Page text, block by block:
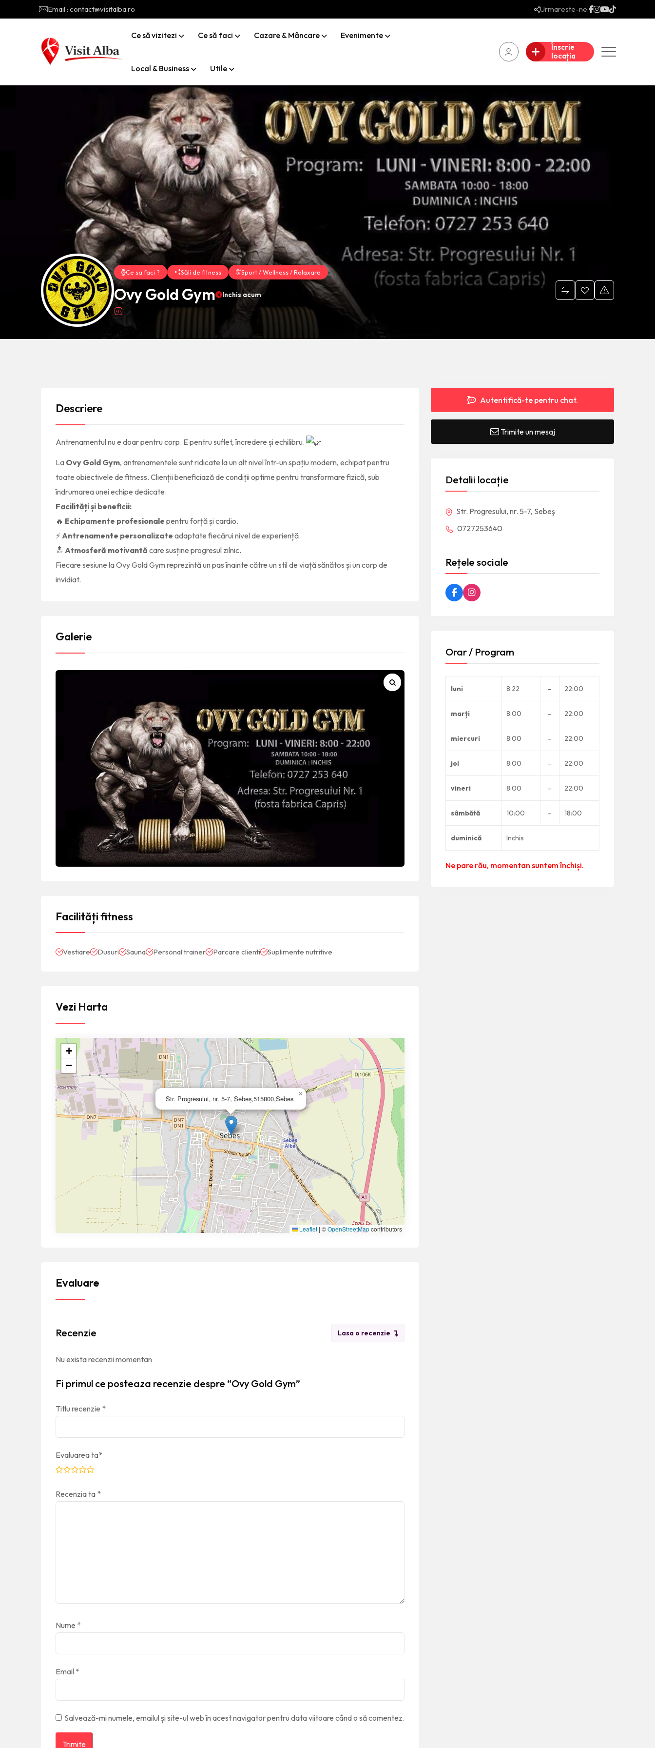
Email : contact@visitalba.ro Urmareste-ne:
Ce să vizitezi Ce să faci Cazare & Mâncare Evenimente
Local & Business Utile
Înscrie
locația
Ce sa faci ? Săli de fitness Sport / Wellness / Relaxare
Ovy Gold Gym Inchis acum
Descriere
Antrenamentul nu e doar pentru corp. E pentru suflet, încredere și echilibru.
La Ovy Gold Gym, antrenamentele sunt ridicate la un alt nivel într-un spațiu modern, echipat pentru
toate obiectivele de fitness. Clienții beneficiază de condiții optime pentru transformare fizică, sub
îndrumarea unei echipe dedicate.
Facilități și beneficii:
🔥 Echipamente profesionale pentru forță și cardio.
⚡Antrenamente personalizate adaptate fiecărui nivel de experiență.
🔝 Atmosferă motivantă care susține progresul zilnic.
Fiecare sesiune la Ovy Gold Gym reprezintă un pas înainte către un stil de viață sănătos și un corp de
invidiat.
Galerie
Facilități fitness
Vestiare Dusuri Sauna Personal trainer Parcare clienti Suplimente nutritive
Vezi Harta
Str. Progresului, nr. 5-7, Sebeş,515800,Sebes
×
+
−
Leaflet | ©OpenStreetMapcontributors
Evaluare
Recenzie Lasa o recenzie
Nu exista recenzii momentan
Fi primul ce posteaza recenzie despre “Ovy Gold Gym”
Titlu recenzie *
Evaluarea ta*
Recenzia ta *
Nume *
Email *
Salvează-mi numele, emailul și site-ul web în acest navigator pentru data viitoare când o să comentez.
Autentifică-te pentru chat.
Trimite un mesaj
Detalii locație
Str. Progresului, nr. 5-7, Sebeş
0727253640
Rețele sociale
Orar / Program
luni 8:22 – 22:00
marți 8:00 – 22:00
miercuri 8:00 – 22:00
joi 8:00 – 22:00
vineri 8:00 – 22:00
sâmbătă 10:00 – 18:00
duminică Inchis
Ne pare rău, momentan suntem închiși.